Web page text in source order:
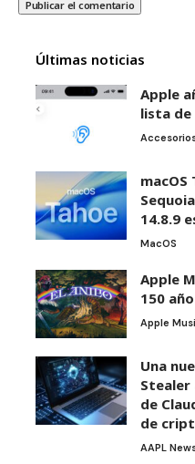
Últimas noticias
Apple
lista de
macOS
14.8.9
MacOS
Apple
150
Apple
Una
Stealer
de
de
AAPL